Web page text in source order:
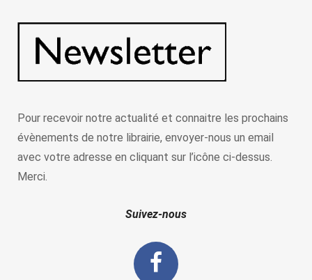
Pour recevoir notre actualité et connaitre les prochains
évènements de notre librairie, envoyer-nous un email
avec votre adresse en cliquant sur l’icône ci-dessus.
Merci.
Suivez-nous